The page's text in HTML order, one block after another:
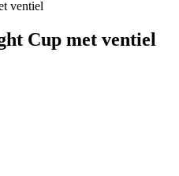
Cup met ventiel